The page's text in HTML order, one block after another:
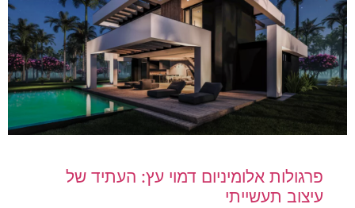
פרגולות אלומיניום דמוי עץ: העתיד של
עיצוב תעשייתי